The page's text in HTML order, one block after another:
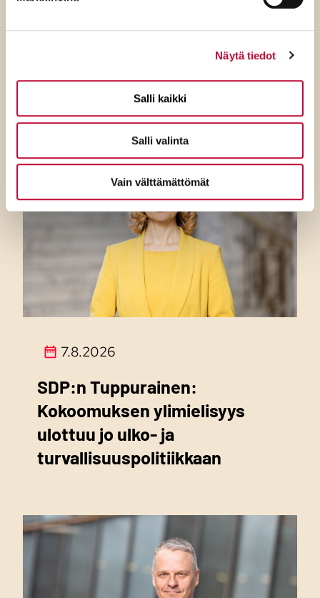
Näytä tiedot
Salli kaikki
Salli valinta
Vain välttämättömät
SDP:n Piritta Rantanen:
Sikaruton torjunnassa
ratkaisevat oikea tieto,
avoimuus ja selkeät ohjeet
7.8.2026
SDP:n Tuppurainen:
Kokoomuksen ylimielisyys
ulottuu jo ulko- ja
turvallisuuspolitiikkaan